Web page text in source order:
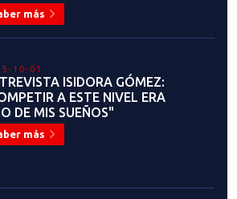
más
10-01
ISIDORA GÓMEZ:
A ESTE NIVEL ERA
DE MIS SUEÑOS"
más